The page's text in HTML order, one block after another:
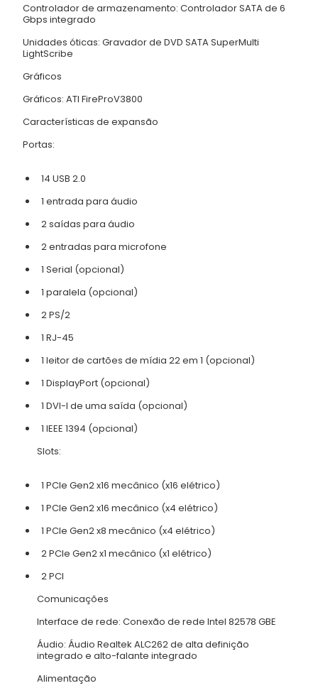
Controlador de armazenamento: Controlador SATA de 6
Gbps integrado
Unidades óticas: Gravador de DVD SATA SuperMulti
LightScribe
Gráficos
Gráficos: ATI FireProV3800
Características de expansão
Portas:
14 USB 2.0
1 entrada para áudio
2 saídas para áudio
2 entradas para microfone
1 Serial (opcional)
1 paralela (opcional)
2 PS/2
1 RJ-45
1 leitor de cartões de mídia 22 em 1 (opcional)
1 DisplayPort (opcional)
1 DVI-I de uma saída (opcional)
1 IEEE 1394 (opcional)
Slots:
1 PCIe Gen2 x16 mecânico (x16 elétrico)
1 PCIe Gen2 x16 mecânico (x4 elétrico)
1 PCIe Gen2 x8 mecânico (x4 elétrico)
2 PCIe Gen2 x1 mecânico (x1 elétrico)
2 PCI
Comunicações
Interface de rede: Conexão de rede Intel 82578 GBE
Áudio: Áudio Realtek ALC262 de alta definição
integrado e alto-falante integrado
Alimentação